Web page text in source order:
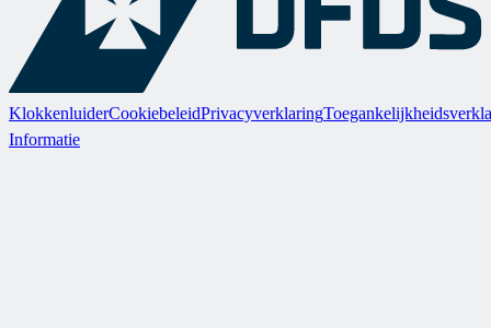
KlokkenluiderCookiebeleidPrivacyverklaring
Informatie